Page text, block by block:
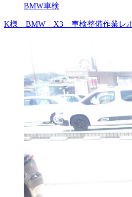
BMW車検
K様 BMW X3 車検整備作業レポ